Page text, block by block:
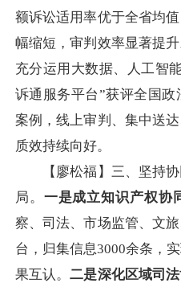
额诉讼适用率优于全省均
幅缩短，审判效率显著提升
充分运用大数据、人工智
诉通服务平台”获评全国
案例，线上审判、集中送
质效持续向好。
【廖松福】三、坚持协
局。 一是成立知识产权协
察、司法、市场监管、文
台，归集信息3000余条，
果互认。二是深化区域司